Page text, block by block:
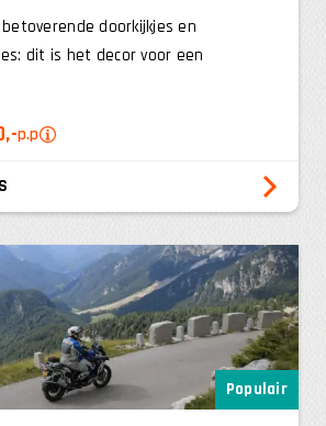
doorkijkjes en
dit is het decor voor een
p.p
Populair